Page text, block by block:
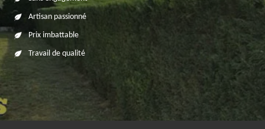
Artisan passionné
Prix imbattable
Travail de qualité